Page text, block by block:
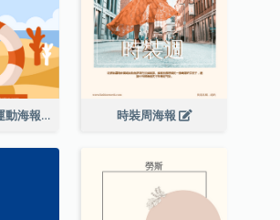
海洋污染插畫運動海報 時裝周海報